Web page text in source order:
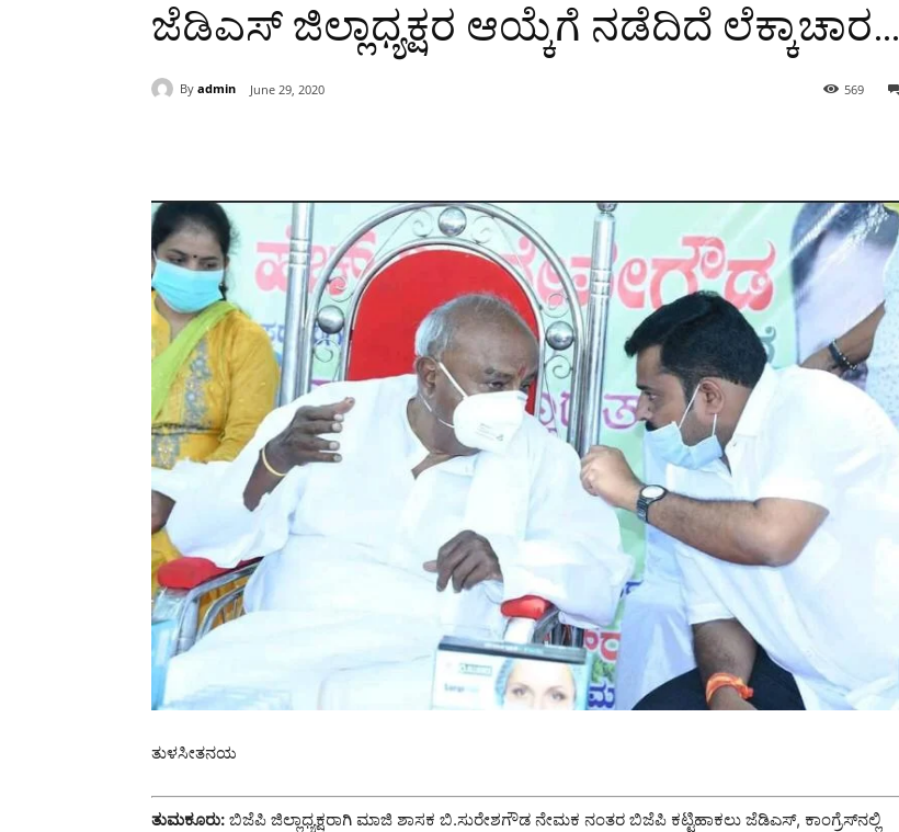
ಜೆಡಿಎಸ್ ಜಿಲ್ಲಾಧ್ಯಕ್ಷರ ಆಯ್ಕೆಗೆ ನಡೆದಿದೆ ಲೆಕ್ಕಾಚಾರ…
By admin June 29, 2020 569
ತುಳಸೀತನಯ
ತುಮಕೂರು: ಬಿಜೆಪಿ ಜಿಲ್ಲಾಧ್ಯಕ್ಷರಾಗಿ ಮಾಜಿ ಶಾಸಕ ಬಿ.ಸುರೇಶಗೌಡ ನೇಮಕ ನಂತರ ಬಿಜೆಪಿ ಕಟ್ಟಿಹಾಕಲು ಜೆಡಿಎಸ್, ಕಾಂಗ್ರೆಸ್‌ನಲ್ಲಿ